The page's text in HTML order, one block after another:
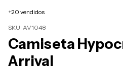
+20 vendidos
SKU: AV1048
Camiseta
Arrival